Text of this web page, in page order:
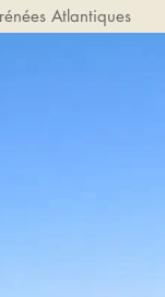
Atlantiques